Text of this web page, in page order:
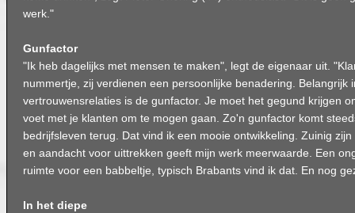
werk."
Gunfactor
"Ik heb dagelijks met mensen te maken", legt de eigenaar uit.
nummertje, zij verdienen een persoonlijke benadering. Belangrijk
vertrouwensrelaties is de gunfactor. Je moet het gegund krijgen
voet met je klanten om te mogen gaan. Zo'n gunfactor komt
bedrijfsleven terug. Dat vind ik een mooie ontwikkeling. Zuinig
en aandacht voor uittrekken geeft mijn werk meerwaarde. Een
ruimte voor een babbeltje, typisch Brabants vind ik dat. En nog
In het diepe